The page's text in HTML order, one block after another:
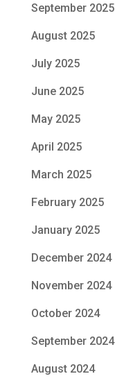
September 2025
August 2025
July 2025
June 2025
May 2025
April 2025
March 2025
February 2025
January 2025
December 2024
November 2024
October 2024
September 2024
August 2024